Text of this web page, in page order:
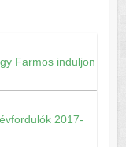
Farmos induljon
2017-